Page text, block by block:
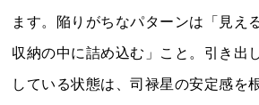
ます。陥りがちなパターンは「見え
収納の中に詰め込む」こと。引き出
している状態は、司禄星の安定感を